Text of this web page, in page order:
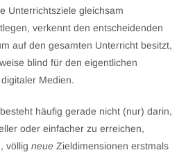
Unterrichtsziele gleichsam
verkennt den entscheidenden
auf den gesamten Unterricht besitzt,
blind für den eigentlichen
Medien.
häufig gerade nicht (nur) darin,
oder einfacher zu erreichen,
völligneueZieldimensionen erstmals